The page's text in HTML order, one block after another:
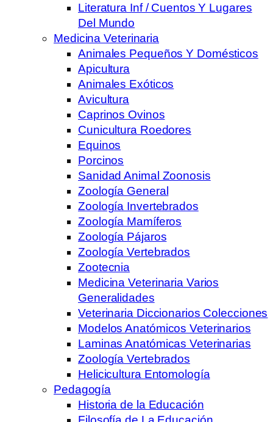
Literatura Inf / Cuentos Y Lugares
Del Mundo
Medicina Veterinaria
Animales Pequeños Y Domésticos
Apicultura
Animales Exóticos
Avicultura
Caprinos Ovinos
Cunicultura Roedores
Equinos
Porcinos
Sanidad Animal Zoonosis
Zoología General
Zoología Invertebrados
Zoología Mamíferos
Zoología Pájaros
Zoología Vertebrados
Zootecnia
Medicina Veterinaria Varios
Generalidades
Veterinaria Diccionarios Colecciones
Modelos Anatómicos Veterinarios
Laminas Anatómicas Veterinarias
Zoología Vertebrados
Helicicultura Entomología
Pedagogía
Historia de la Educación